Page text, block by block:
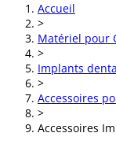
Accueil
>
Matériel pour
>
Implants
>
Accessoires
>
Accessoires